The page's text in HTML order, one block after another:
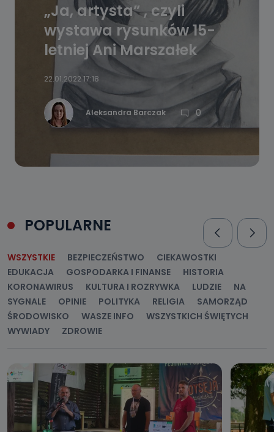
„Ja, artysta” , czyli
wystawa rysunków 15-
letniej Ani Marszałek
22.01.2022 17:18
Aleksandra Barczak 0
POPULARNE
WSZYSTKIE BEZPIECZEŃSTWO
CIEKAWOSTKI
EDUKACJA
GOSPODARKA I FINANSE
HISTORIA
KORONAWIRUS
KULTURA I ROZRYWKA LUDZIE
NA
SYGNALE
OPINIE POLITYKA RELIGIA
SAMORZĄD
ŚRODOWISKO
WASZE INFO
WSZYSTKICH ŚWIĘTYCH
WYWIADY
ZDROWIE